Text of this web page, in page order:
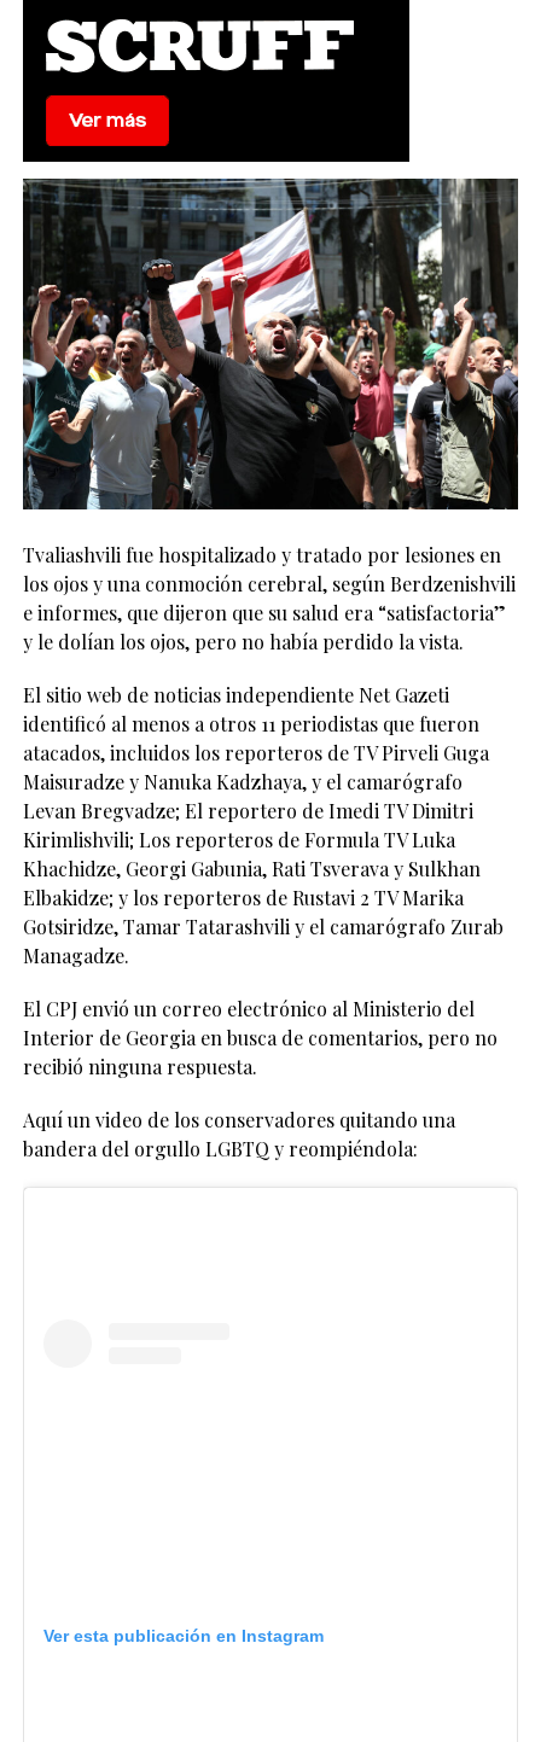
Tvaliashvili fue hospitalizado y tratado por lesiones en
los ojos y una conmoción cerebral, según Berdzenishvili
e informes, que dijeron que su salud era “satisfactoria”
y le dolían los ojos, pero no había perdido la vista.
El sitio web de noticias independiente Net Gazeti
identificó al menos a otros 11 periodistas que fueron
atacados, incluidos los reporteros de TV Pirveli Guga
Maisuradze y Nanuka Kadzhaya, y el camarógrafo
Levan Bregvadze; El reportero de Imedi TV Dimitri
Kirimlishvili; Los reporteros de Formula TV Luka
Khachidze, Georgi Gabunia, Rati Tsverava y Sulkhan
Elbakidze; y los reporteros de Rustavi 2 TV Marika
Gotsiridze, Tamar Tatarashvili y el camarógrafo Zurab
Managadze.
El CPJ envió un correo electrónico al Ministerio del
Interior de Georgia en busca de comentarios, pero no
recibió ninguna respuesta.
Aquí un video de los conservadores quitando una
bandera del orgullo LGBTQ y reompiéndola:
Ver esta publicación en Instagram